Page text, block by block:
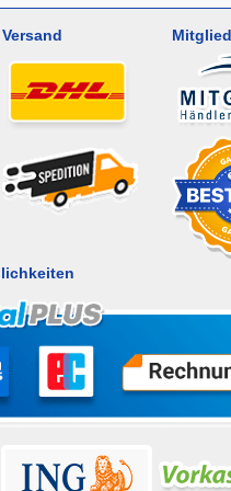
Versand